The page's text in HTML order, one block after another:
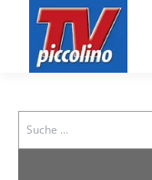
Search